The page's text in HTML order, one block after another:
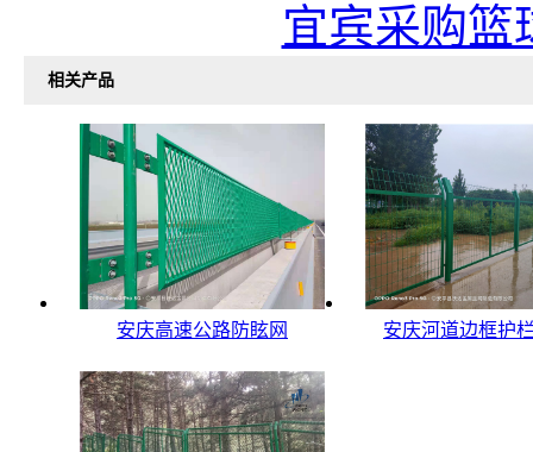
宜宾采购篮
相关产品
安庆高速公路防眩网 安庆河道边框护